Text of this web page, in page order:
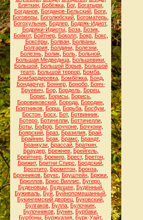
Бляткин, Бобёжка, Бог, Богатыри,
Богданов Богданов-Бельский Боги
Боговеры Боголюбский Богоматерь
Богохульник Бодлер Бодряк-Идиот,
Бодряки-Идиоты, Боза, Бозик,
Бойкот, Бойтнер, Боколл, Бокр, Бокс
Боксёры, Болван, Болваны,
Болгария, Болдини, Болезни,
Болезнь, Болик, Боль, Больной,
Большая Медведица Большевики
Большой, Большой Взрыв, Большой
театр Большой террор Бомба
Бомбардировка, Бомбёжка, Бонд,
Бондарчук, Боннер, Бонобо, Бонч-
Бруевич
Бор, Бордель, Борец,
Борис
Борисы Борись
Боровиковский Борода Бородин
Бортников Борщ Борьба Босбум
Бостон Босх Бот, Ботвинник
Ботеро Ботичелли Боттичелли
Боты, Бофор, Боччоне, Боччони,
Боярский Браз Бразилия Брай
Брайнин Брак Брамс Брандт,
Бранкузи Брассай Браткин
Браудер, Брежнев, Брейгель,
Брейтнер, Бремер, Брест, Бретон,
Брижит, Бритни Спирс Бродский
Брозтито, Бромптон, Бронза,
Бронников Брукс Бруштейн Брюки
Брюллов Брюс Виллис Бугеро
Буденовцы, Будущее, Будённый,
Буживаль Буй Буйнопомешанный
Букингемский дворец Буковский
Булгаков Булла Булочкин
Булочников Бунин Бурбаки
Бурбоны Буржуазия Бурк-Уайт,